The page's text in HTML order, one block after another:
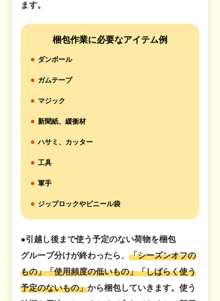
ます。
梱包作業に必要なアイテム例
ダンボール
ガムテープ
マジック
新聞紙、緩衝材
ハサミ、カッター
工具
軍手
ジップロックやビニール袋
●引越し後まで使う予定のない荷物を梱包
グループ分けが終わったら、 「シーズンオフの
もの」「使用頻度の低いもの」「しばらく使う
予定のないもの」から梱包していきます。使う